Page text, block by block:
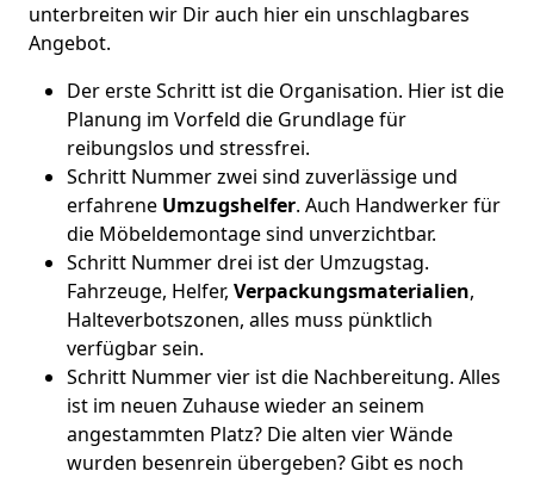
unterbreiten wir Dir auch hier ein unschlagbares
Angebot.
Der erste Schritt ist die Organisation. Hier ist die
Planung im Vorfeld die Grundlage für
reibungslos und stressfrei.
Schritt Nummer zwei sind zuverlässige und
erfahrene Umzugshelfer. Auch Handwerker für
die Möbeldemontage sind unverzichtbar.
Schritt Nummer drei ist der Umzugstag.
Fahrzeuge, Helfer, Verpackungsmaterialien,
Halteverbotszonen, alles muss pünktlich
verfügbar sein.
Schritt Nummer vier ist die Nachbereitung. Alles
ist im neuen Zuhause wieder an seinem
angestammten Platz? Die alten vier Wände
wurden besenrein übergeben? Gibt es noch